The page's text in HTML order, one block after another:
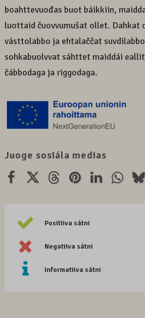
boahttevuođas buot báikkiin,
luottaid čuovvumušat ollet. Dahkat
vásttolabbo ja ehtalaččat
sohkabuolvvat sáhttet maiddái
čábbodaga ja riggodaga.
Juoge sosiála medias
Positiiva sátni
Negatiiva sátni
Informatiiva sátni